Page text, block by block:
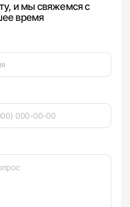
и мы свяжемся с
время